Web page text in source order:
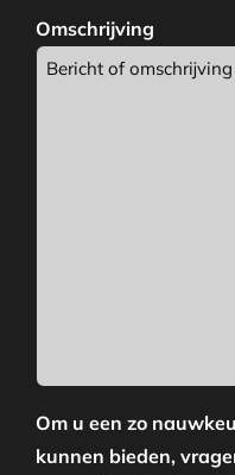
Omschrijving
Om u een zo
kunnen bieden,